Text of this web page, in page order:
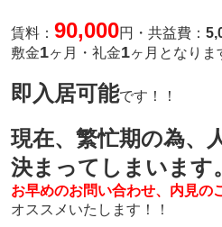
賃料： 90,000円・共益費： 5
敷金1ヶ月・礼金1ヶ月 となりま
即入居可能です！！
現在、繁忙期の為、
決まってしまいます。
お早めのお問い合わせ、内見の
オススメいたします！！